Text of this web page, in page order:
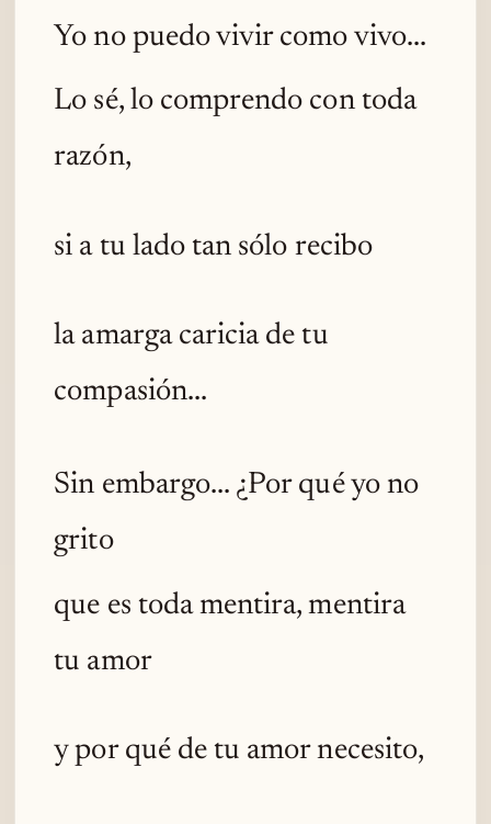
Yo no puedo vivir como vivo...
Lo sé, lo comprendo con toda
razón,
si a tu lado tan sólo recibo
la amarga caricia de tu
compasión...
Sin embargo... ¿Por qué yo no
grito
que es toda mentira, mentira
tu amor
y por qué de tu amor necesito,